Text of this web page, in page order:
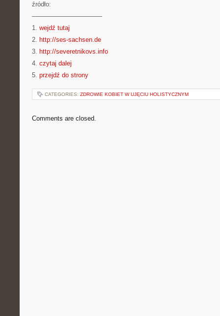
źródło:
———————————
1. wejdź tutaj
2. http://ses-sachsen.de
3. http://severetnikovs.info
4. czytaj dalej
5. przejdź do strony
CATEGORIES: ZDROWIE KOBIET W UJĘCIU HOLISTYCZNYM
Comments are closed.